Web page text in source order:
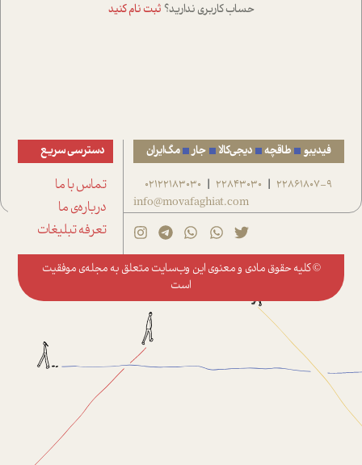
حساب کاربری ندارید؟ ثبت نام کنید
فیدیبو طاقچه دیجی‌کالا جار مگ‌ایران
22861807-9
|
22843030
|
02122183030
info@movafaghiat.com
دسترسی سریع
تماس با ما
درباره‌ی ما
تعرفه تبلیغات
© کلیه حقوق مادی و معنوی این وب‌سایت متعلق به مجله‌ی موفقیت
است